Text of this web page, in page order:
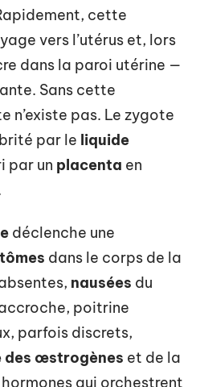
cette
vers l’utérus et, lors
dans la paroi utérine —
Sans cette
n’existe pas. Le zygote
par le liquide
par un placenta en
déclenche une
dans le corps de la
nausées du
poitrine
parfois discrets,
des œstrogènes et de la
qui orchestrent